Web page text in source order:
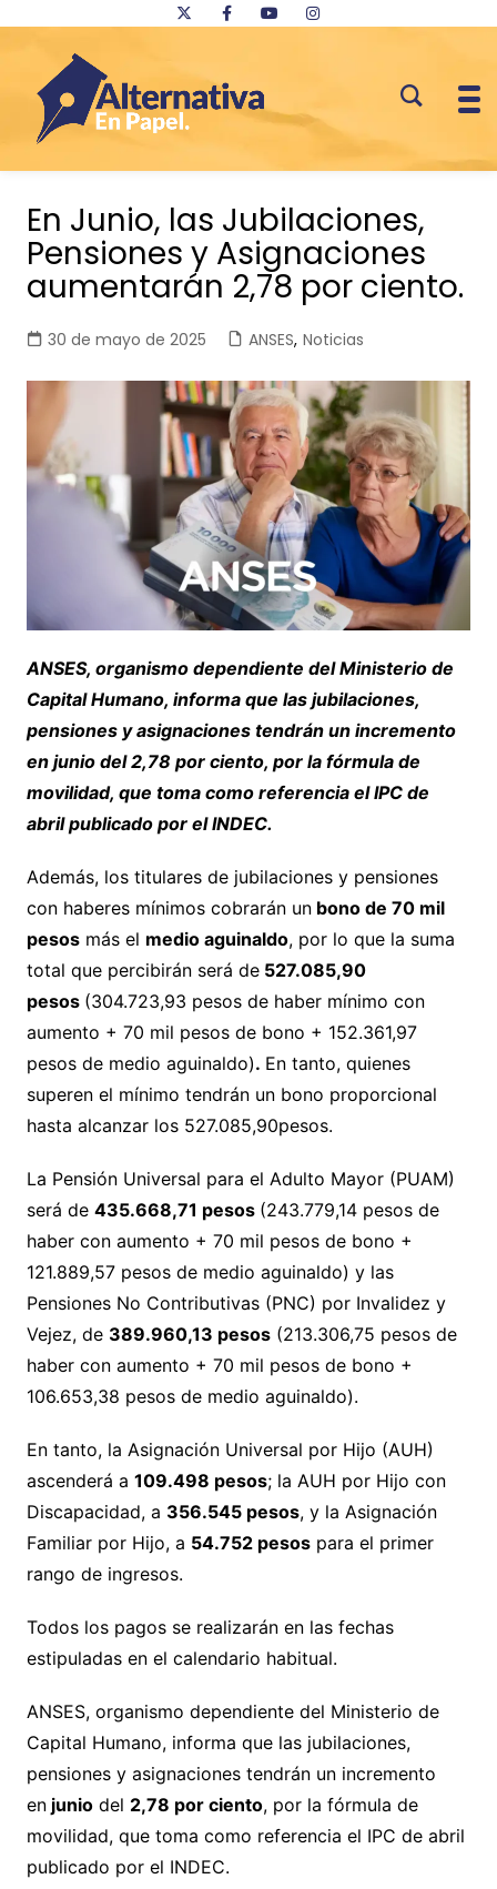
contenido
En Junio, las Jubilaciones,
Pensiones y Asignaciones
aumentarán 2,78 por ciento.
30 de mayo de 2025 ANSES, Noticias
ANSES, organismo dependiente del Ministerio de
Capital Humano, informa que las jubilaciones,
pensiones y asignaciones tendrán un incremento
en junio del 2,78 por ciento, por la fórmula de
movilidad, que toma como referencia el IPC de
abril publicado por el INDEC.
Además, los titulares de jubilaciones y pensiones
con haberes mínimos cobrarán unbono de 70 mil
pesosmás el medio aguinaldo, por lo que la suma
total que percibirán será de527.085,90
pesos (304.723,93 pesos de haber mínimo con
aumento + 70 mil pesos de bono + 152.361,97
pesos de medio aguinaldo). En tanto, quienes
superen el mínimo tendrán un bono proporcional
hasta alcanzar los 527.085,90pesos.
La Pensión Universal para el Adulto Mayor (PUAM)
será de 435.668,71 pesos (243.779,14 pesos de
haber con aumento + 70 mil pesos de bono +
121.889,57 pesos de medio aguinaldo) y las
Pensiones No Contributivas (PNC) por Invalidez y
Vejez, de 389.960,13 pesos(213.306,75 pesos de
haber con aumento + 70 mil pesos de bono +
106.653,38 pesos de medio aguinaldo).
En tanto, la Asignación Universal por Hijo (AUH)
ascenderá a 109.498 pesos; la AUH por Hijo con
Discapacidad, a 356.545 pesos, y la Asignación
Familiar por Hijo, a 54.752 pesospara el primer
rango de ingresos.
Todos los pagos se realizarán en las fechas
estipuladas en el calendario habitual.
ANSES, organismo dependiente del Ministerio de
Capital Humano, informa que las jubilaciones,
pensiones y asignaciones tendrán un incremento
enjuniodel 2,78 por ciento, por la fórmula de
movilidad, que toma como referencia el IPC de abril
publicado por el INDEC.